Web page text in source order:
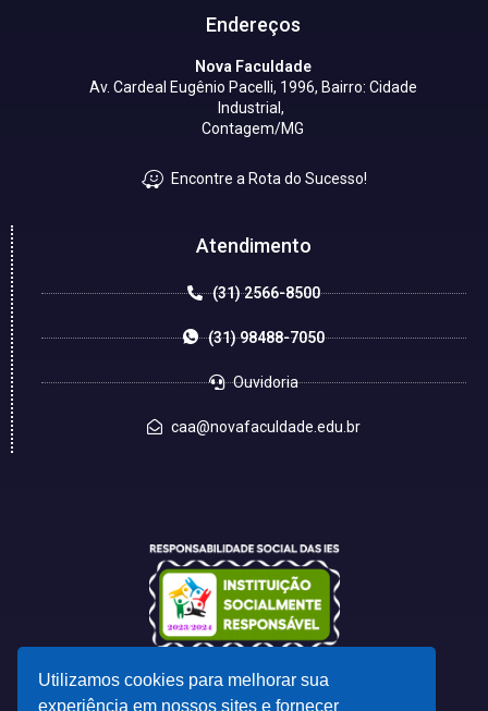
Endereços
Nova Faculdade
Av. Cardeal Eugênio Pacelli, 1996, Bairro: Cidade
Industrial,
Contagem/MG
Encontre a Rota do Sucesso!
Atendimento
(31) 2566-8500
(31) 98488-7050
Ouvidoria
caa@novafaculdade.edu.br
Utilizamos cookies para melhorar sua
experiência em nossos sites e fornecer